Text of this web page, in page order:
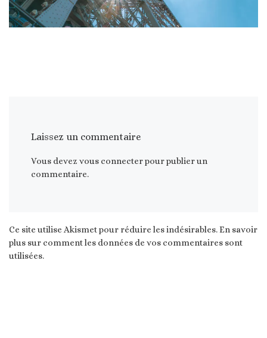
Laissez un commentaire
Vous devez vous connecterpour publier un
commentaire.
Ce site utilise Akismet pour réduire les indésirables.En savoir
plus sur comment les données de vos commentaires sont
utilisées.